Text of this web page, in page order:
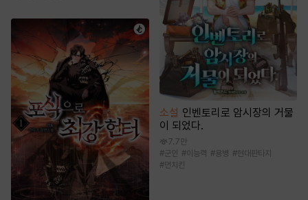
소설 인벤토리로 암시장의 거물
이 되었다.
7.7만
#군인 #이능력 #용병 #현대판타지
#먼치킨